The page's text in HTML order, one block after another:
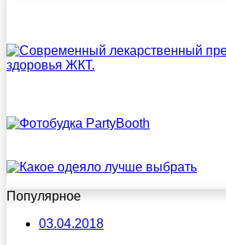
Популярное
03.04.2018